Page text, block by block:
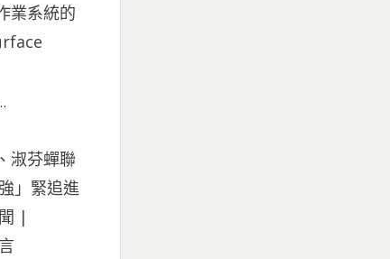
業系統的
淑芬蟬聯
」緊追進
|